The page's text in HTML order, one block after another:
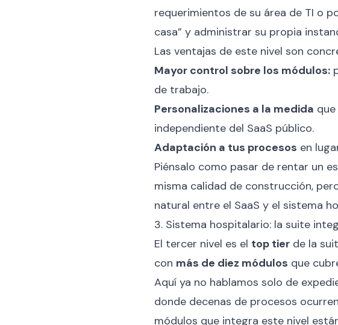
requerimientos de su área de TI o
casa” y administrar su propia
Las ventajas de este nivel son
Mayor control sobre los módulos:
de trabajo.
Personalizaciones a la medida
independiente del SaaS público.
Adaptación a tus procesos en
Piénsalo como pasar de rentar un
misma calidad de construcción,
natural entre el SaaS y el sistema
3. Sistema hospitalario: la suite
El tercer nivel es el top tier de la
con más de diez módulos que
Aquí ya no hablamos solo de
donde decenas de procesos
módulos que integra este nivel